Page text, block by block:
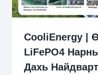
CooliEnergy |
LiFePO4
Дахь